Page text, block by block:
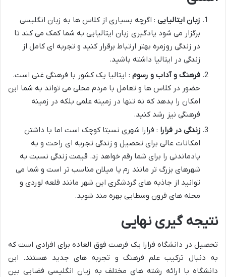
زبان ایتالیایی : اگرچه بسیاری از کلاس ها به زبان انگلیسی
برگزار می شود یادگیری زبان ایتالیایی به شما کمک می کند تا
در زندگی روزمره بهتر ارتباط برقرار کنید و تجربه ای کامل از
زندگی در ایتالیا داشته باشید.
فرهنگ و آداب و رسوم : ایتالیا یک کشور با فرهنگی غنی است.
حضور در کلاس ها و تعامل با مردم محلی می تواند به شما این
امکان را بدهد که نه تنها در زمینه علمی بلکه در زمینه
فرهنگی نیز رشد کنید.
زندگی در فرارا : فرارا شهری نسبتا کوچک است اما با داشتن
امکانات عالی برای تحصیل و زندگی تجربه ای راحت و به
یادماندنی را برای شما رقم خواهد زد. قیمت زندگی نسبت به
شهرهای بزرگ تر مانند رم یا میلان مناسب تر است و شما می
توانید از جاذبه های گردشگری این شهر مانند قلعه لوردی و
محله های قرون وسطایی بهره مند شوید.
نتیجه گیری نهایی
تحصیل در دانشگاه فرارا یک فرصت فوق العاده برای افرادی است که
به دنبال ترکیب علم فرهنگ و تجربه های جدید هستند. این
دانشگاه با ارائه رشته های مختلف به زبان انگلیسی فضایی بین